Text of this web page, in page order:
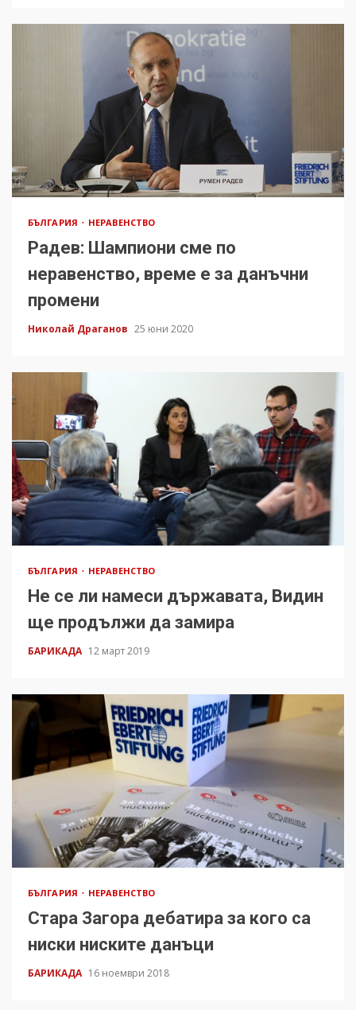
БЪЛГАРИЯ НЕРАВЕНСТВО
Радев: Шампиони сме по
неравенство, време е за данъчни
промени
Николай Драганов 25 юни 2020
БЪЛГАРИЯ НЕРАВЕНСТВО
Не се ли намеси държавата, Видин
ще продължи да замира
БАРИКАДА 12 март 2019
БЪЛГАРИЯ НЕРАВЕНСТВО
Стара Загора дебатира за кого са
ниски ниските данъци
БАРИКАДА 16 ноември 2018